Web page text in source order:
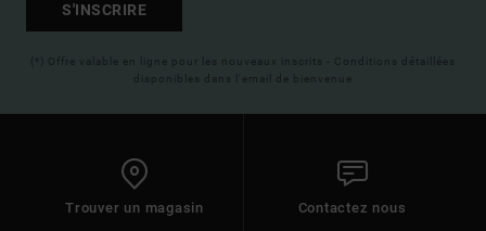
S'INSCRIRE
(*) Offre valable en ligne pour les nouveaux inscrits - Conditions détaillées
disponibles dans l'email de bienvenue
Trouver un magasin Contactez nous